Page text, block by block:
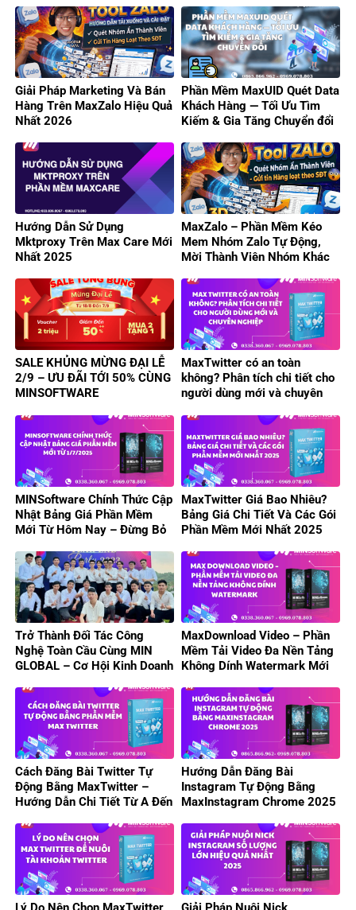
Giải Pháp Marketing Và Bán
Hàng Trên MaxZalo Hiệu Quả
Nhất 2026
Phần Mềm MaxUID Quét Data
Khách Hàng — Tối Ưu Tìm
Kiếm & Gia Tăng Chuyển đổi
Hướng Dẫn Sử Dụng
Mktproxy Trên Max Care Mới
Nhất 2025
MaxZalo – Phần Mềm Kéo
Mem Nhóm Zalo Tự Động,
Mời Thành Viên Nhóm Khác
SALE KHỦNG MỪNG ĐẠI LỄ
2/9 – ƯU ĐÃI TỚI 50% CÙNG
MINSOFTWARE
MaxTwitter có an toàn
không? Phân tích chi tiết cho
người dùng mới và chuyên
MINSoftware Chính Thức Cập
Nhật Bảng Giá Phần Mềm
Mới Từ Hôm Nay – Đừng Bỏ
MaxTwitter Giá Bao Nhiêu?
Bảng Giá Chi Tiết Và Các Gói
Phần Mềm Mới Nhất 2025
Trở Thành Đối Tác Công
Nghệ Toàn Cầu Cùng MIN
GLOBAL – Cơ Hội Kinh Doanh
MaxDownload Video – Phần
Mềm Tải Video Đa Nền Tảng
Không Dính Watermark Mới
Cách Đăng Bài Twitter Tự
Động Bằng MaxTwitter –
Hướng Dẫn Chi Tiết Từ A Đến
Hướng Dẫn Đăng Bài
Instagram Tự Động Bằng
MaxInstagram Chrome 2025